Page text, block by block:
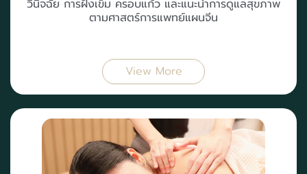
วินิจฉัย การฝังเข็ม ครอบแก้ว และแนะนำการดูแลสุขภาพ
ตามศาสตร์การแพทย์แผนจีน
View More